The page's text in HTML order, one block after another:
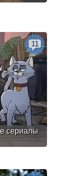
сериалы
11